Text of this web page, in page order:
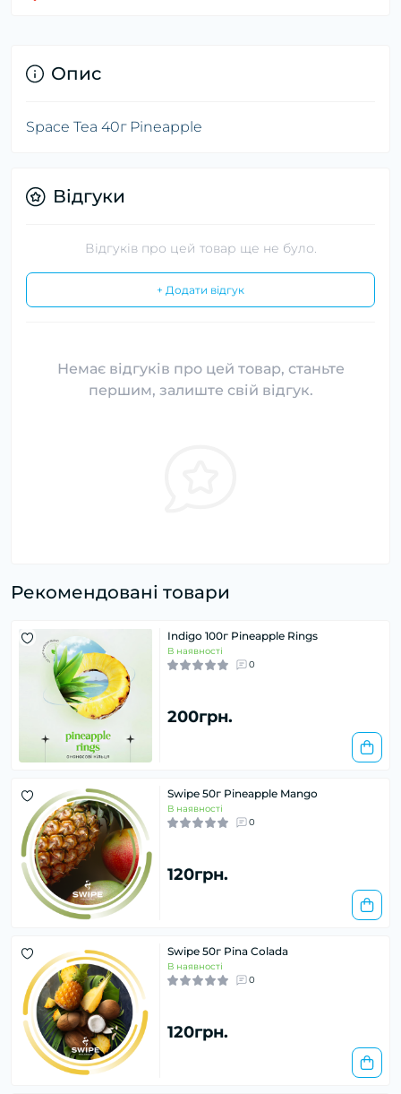
Опис
Space Tea 40г Pineapple
Відгуки
Відгуків про цей товар ще не було.
+ Додати відгук
Немає відгуків про цей товар, станьте
першим, залиште свій відгук.
Рекомендовані товари
Indigo 100г Pineapple Rings
В наявності
0
200грн.
Swipe 50г Pineapple Mango
В наявності
0
120грн.
Swipe 50г Pina Colada
В наявності
0
120грн.